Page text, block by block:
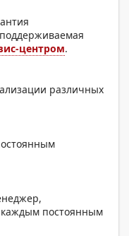
центром.
различных
постоянным